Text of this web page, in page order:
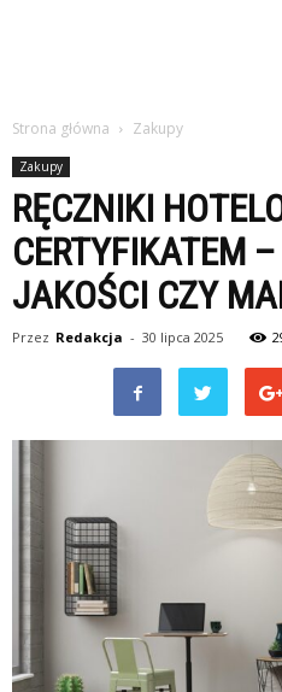
Strona główna Zakupy
Zakupy
RĘCZNIKI
CERTYFIKATEM
JAKOŚCI CZY
Przez Redakcja - 30 lipca 2025